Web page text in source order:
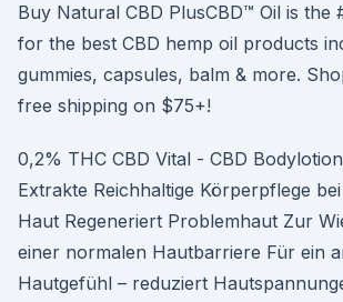
Buy Natural CBD PlusCBD™ Oil is the
for the best CBD hemp oil products
gummies, capsules, balm & more.
free shipping on $75+!
0,2% THC CBD Vital - CBD
Extrakte Reichhaltige Körperpflege
Haut Regeneriert Problemhaut Zur
einer normalen Hautbarriere Für ein
Hautgefühl – reduziert